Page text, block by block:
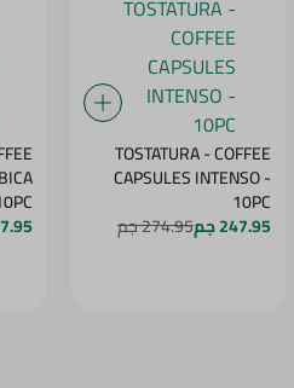
TOSTATURA - COFFEE
CAPSULES INTENSO -
10PC
247.95 جم 274.95 جم
10PC